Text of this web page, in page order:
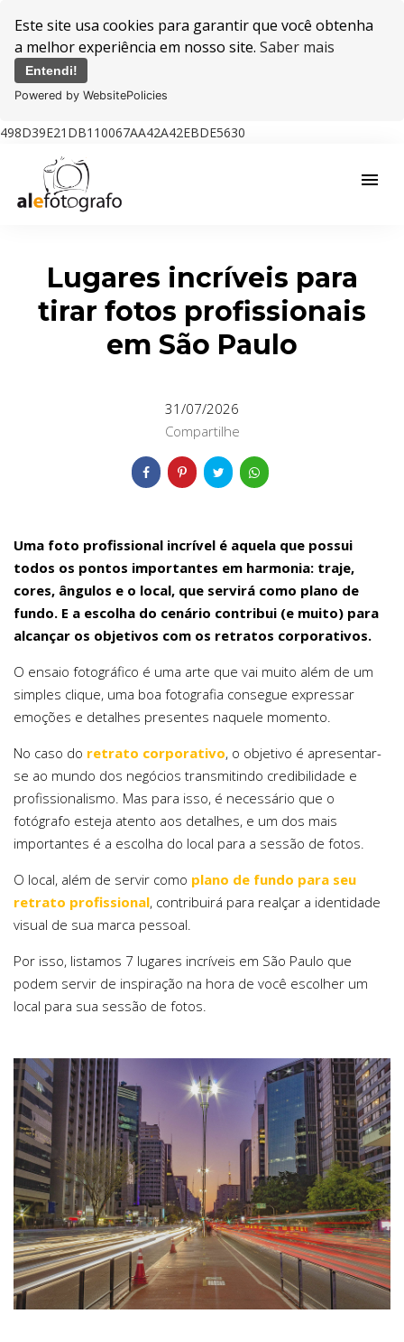
Este site usa cookies para garantir que você obtenha
a melhor experiência em nosso site. Saber mais
Entendi!
Powered by WebsitePolicies
498D39E21DB110067AA42A42EBDE5630
menu
Lugares incríveis para
tirar fotos profissionais
em São Paulo
31/07/2026
Compartilhe
Uma foto profissional incrível é aquela que possui
todos os pontos importantes em harmonia: traje,
cores, ângulos e o local, que servirá como plano de
fundo. E a escolha do cenário contribui (e muito) para
alcançar os objetivos com os retratos corporativos.
O ensaio fotográfico é uma arte que vai muito além de um
simples clique, uma boa fotografia consegue expressar
emoções e detalhes presentes naquele momento.
No caso do retrato corporativo, o objetivo é apresentar-
se ao mundo dos negócios transmitindo credibilidade e
profissionalismo. Mas para isso, é necessário que o
fotógrafo esteja atento aos detalhes, e um dos mais
importantes é a escolha do local para a sessão de fotos.
O local, além de servir como plano de fundo para seu
retrato profissional, contribuirá para realçar a identidade
visual de sua marca pessoal.
Por isso, listamos 7 lugares incríveis em São Paulo que
podem servir de inspiração na hora de você escolher um
local para sua sessão de fotos.